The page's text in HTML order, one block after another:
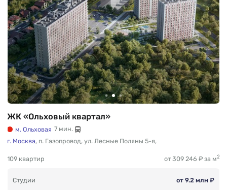
ЖК «Ольховый квартал»
м. Ольховая 7 мин.
г. Москва, п. Газопровод, ул. Лесные Поляны 5-я,
109 квартир от 309 246 ₽ за м2
Студии
от 9.2 млн ₽